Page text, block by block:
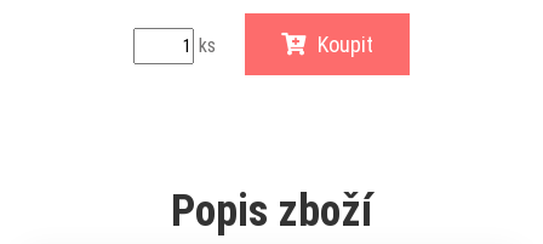
ks Koupit
Popis zboží